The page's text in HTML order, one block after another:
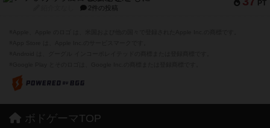
PT
2件の投稿
ボドゲーマTOP